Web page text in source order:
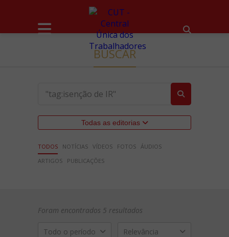
BUSCAR
Todas as editorias
TODOS NOTÍCIAS VÍDEOS FOTOS ÁUDIOS
ARTIGOS
PUBLICAÇÕES
Foram encontrados 5 resultados
Todo o período Relevância